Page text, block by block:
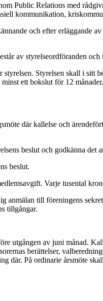
Public Relations med
kommunikation,
och efter erläggande
av styrelseordföranden
Styrelsen skall i
ett bokslut för 12
där kallelse och
beslut och godkänna det
beslut.
Varje tusental
till föreningens
tillgångar.
utgången av juni månad.
berättelser,
där. På ordinarie årsmöte